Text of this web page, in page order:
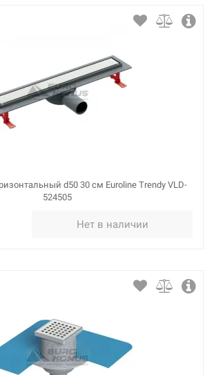
d50 30 см Euroline Trendy VLD-
524505
Нет в наличии